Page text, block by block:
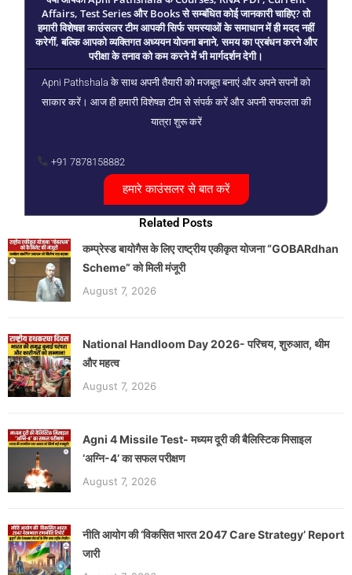
Affairs, Test Series और Books से सम्बंधित कोई जानकारी चाहिए? तो
हमारी विशेषज्ञ काउंसलर टीम आपकी सिर्फ समस्याओं के समाधान में ही मदद नहीं
करेगीं, बल्कि आपको व्यक्तिगत अध्ययन योजना बनाने, समय का प्रबंधन करने और
परीक्षा के तनाव को कम करने में भी मार्गदर्शन देगी।
Apni Pathshala के साथ अपनी तैयारी को मजबूत बनाएं और अपने सपनों को
साकार करें। आज ही हमारी विशेषज्ञ टीम से संपर्क करें और अपनी सफलता की
यात्रा शुरू करें
+91 7878158882
हमारे काउंसलर से बात करें
Related Posts
कम्प्रेस्ड बायोगैस के लिए राष्ट्रीय एकीकृत योजना “GOBARdhan
Scheme” को मिली मंजूरी
August 7, 2026
National Handloom Day 2026- परिचय, शुरुआत, थीम
और महत्व
August 7, 2026
Agni 4 Missile Test- मध्यम दूरी की बैलिस्टिक मिसाइल
‘अग्नि-4’ का सफल परीक्षण
August 7, 2026
नीति आयोग की ‘विकसित भारत 2047 Care Strategy’ Report
जारी